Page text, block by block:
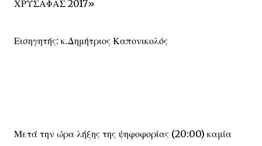
ΧΡΥΣΑΦΑΣ 2017»
Εισηγητής: κ.Δημήτριος Καπονικολός
Μετά την ώρα λήξης της ψηφοφορίας (20:00) καμία